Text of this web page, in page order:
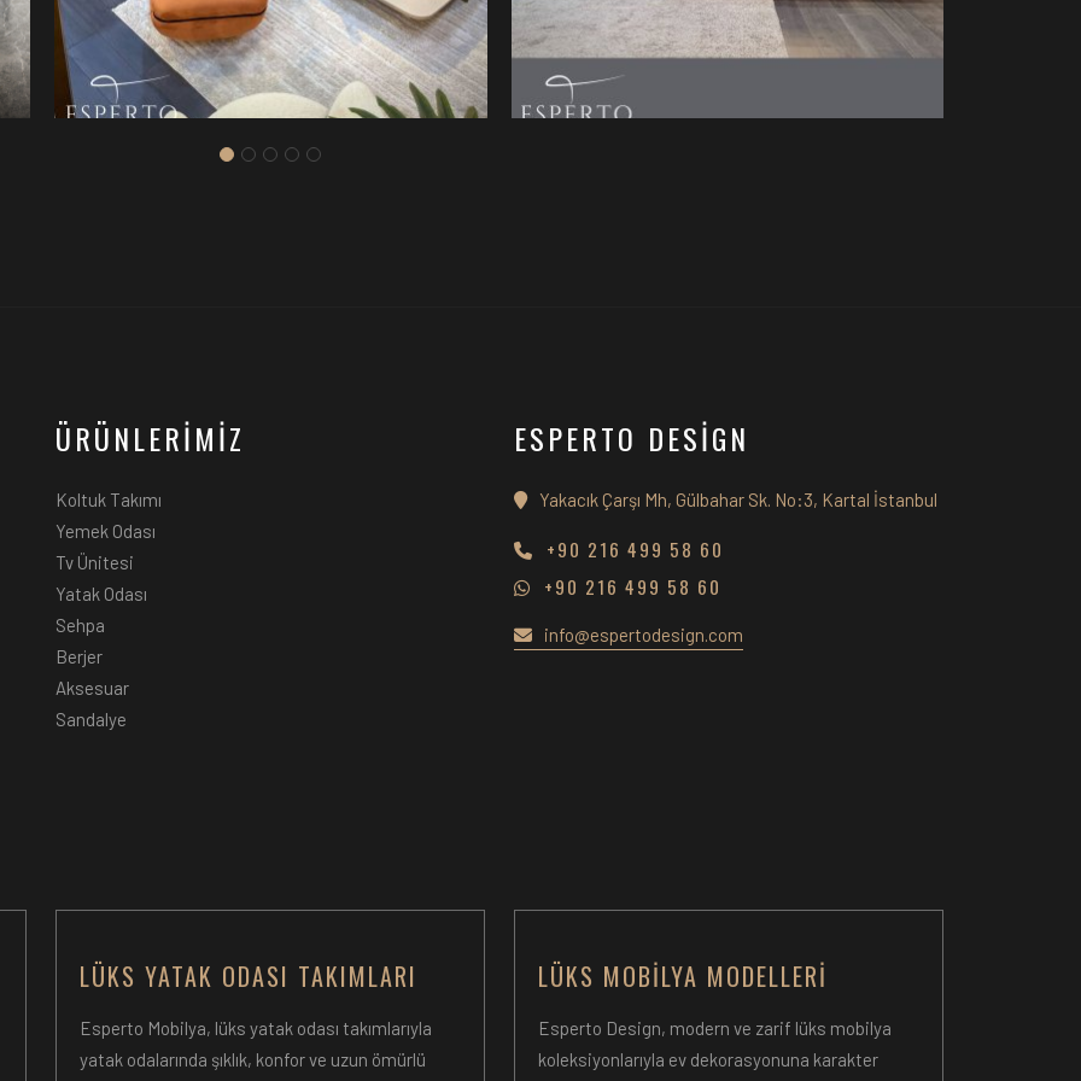
CORVUS GRI KOLTUK TAKIMI VOGUE KOLTUK TAKIMI
ÜRÜNLERİMİZ
Koltuk Takımı
Yemek Odası
Tv Ünitesi
Yatak Odası
Sehpa
Berjer
Aksesuar
Sandalye
ESPERTO DESİGN
Yakacık Çarşı Mh, Gülbahar Sk. No:3, Kartal İstanbul
+90 216 499 58 60
+90 216 499 58 60
info@espertodesign.com
LÜKS YATAK ODASI TAKIMLARI
Esperto Mobilya, lüks yatak odası takımlarıyla
yatak odalarında şıklık, konfor ve uzun ömürlü
LÜKS MOBILYA MODELLERI
Esperto Design, modern ve zarif lüks mobilya
koleksiyonlarıyla ev dekorasyonuna karakter